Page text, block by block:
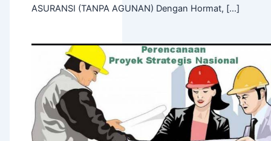
ASURANSI (TANPA AGUNAN) Dengan Hormat, […]